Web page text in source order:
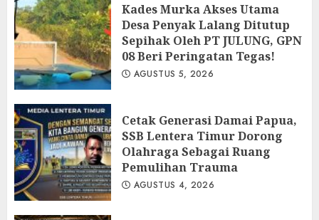
Kades Murka Akses Utama
Desa Penyak Lalang Ditutup
Sepihak Oleh PT JULUNG, GPN
08 Beri Peringatan Tegas!
AGUSTUS 5, 2026
Cetak Generasi Damai Papua,
SSB Lentera Timur Dorong
Olahraga Sebagai Ruang
Pemulihan Trauma
AGUSTUS 4, 2026